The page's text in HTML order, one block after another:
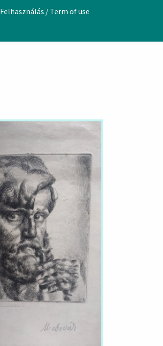
Felhasználás / Term of use